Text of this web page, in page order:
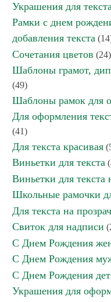
Украшения для
Рамки с днем
добавления текста
Сочетания цветов (24)
Шаблоны грамот,
(49)
Шаблоны рамок для
Для оформления
(41)
Для текста красивая
Виньетки для текста
Виньетки для
Школьные рамочки
Для текста на
Свиток для надписи
С Днем Рождения
С Днем Рождения
С Днем Рождения
Украшения для